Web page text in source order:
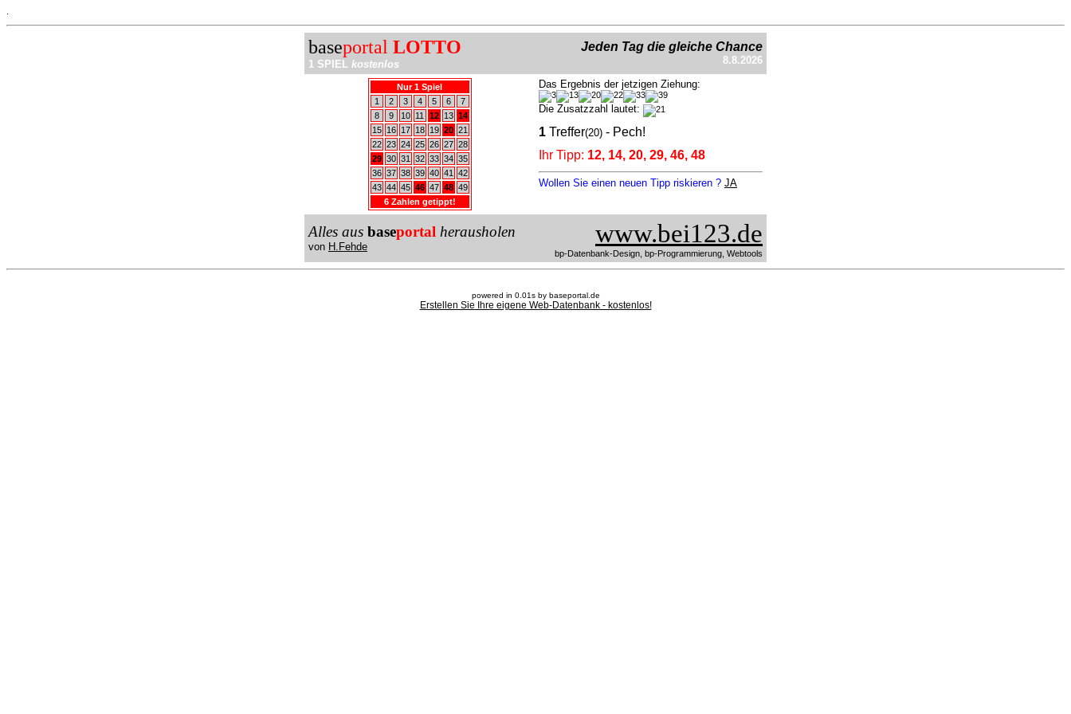
baseportal LOTTO
1 SPIEL kostenlos
Jeden Tag die gleiche Chance
8.8.2026
Nur 1 Spiel
1
2 3 4 5 6
7
8
9 10 11 12 13 14
15
16 17 18 19 20 21
22 23 24 25 26 27 28
29 30 31 32 33 34 35
36 37 38 39 40 41
42
43 44 45 46 47 48 49
6 Zahlen getippt!
Das Ergebnis der jetzigen Ziehung:
Die Zusatzzahl lautet:
1 Treffer(20) - Pech!
Ihr Tipp: 12, 14, 20, 29, 46, 48
Wollen Sie einen neuen Tipp riskieren ? JA
Alles aus baseportal herausholen
von H.Fehde www.bei123.de
bp-Datenbank-Design, bp-Programmierung, Webtools
powered in 0.01s by baseportal.de
Erstellen Sie Ihre eigene Web-Datenbank - kostenlos!